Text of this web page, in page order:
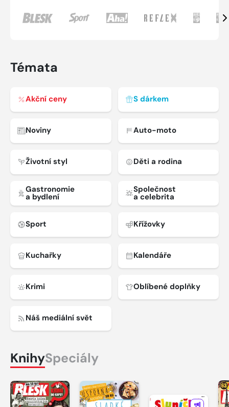
Témata
Akční ceny S dárkem
Noviny Auto-moto
Životní styl Děti a rodina
Gastronomie
a bydlení
Společnost
a celebrita
Sport Křížovky
Kuchařky Kalendáře
Krimi Oblíbené doplňky
Náš mediální svět
KnihySpeciály